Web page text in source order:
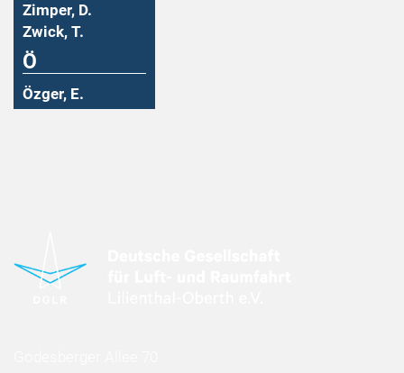
Zimper, D.
Zwick, T.
Ö
Özger, E.